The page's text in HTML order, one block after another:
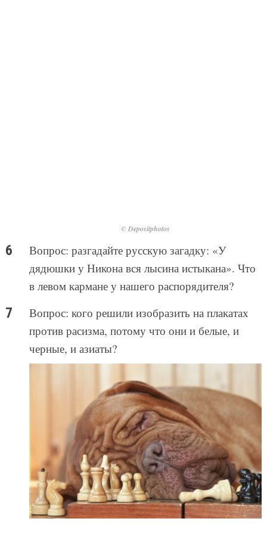
© Depositphotos
Вопрос: разгадайте русскую загадку: «У
дядюшки у Никона вся лысина истыкана». Что
в левом кармане у нашего распорядителя?
Вопрос: кого решили изобразить на плакатах
против расизма, потому что они и белые, и
черные, и азиаты?